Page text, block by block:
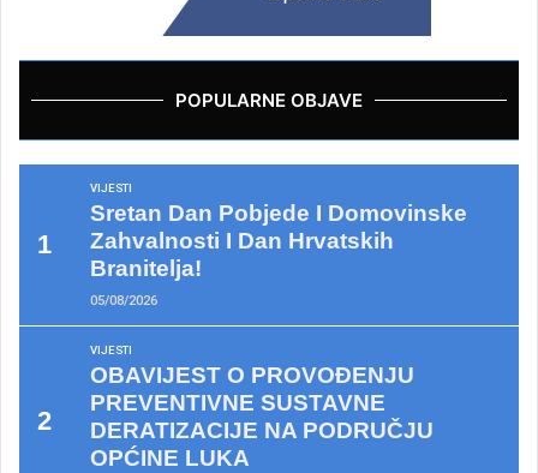
POPULARNE OBJAVE
VIJESTI
Sretan Dan Pobjede I Domovinske
Zahvalnosti I Dan Hrvatskih
Branitelja!
05/08/2026
VIJESTI
OBAVIJEST O PROVOĐENJU
PREVENTIVNE SUSTAVNE
DERATIZACIJE NA PODRUČJU
OPĆINE LUKA